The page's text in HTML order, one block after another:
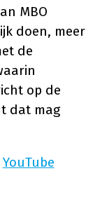
MBO
doen, meer
de
op de
dat mag
YouTube